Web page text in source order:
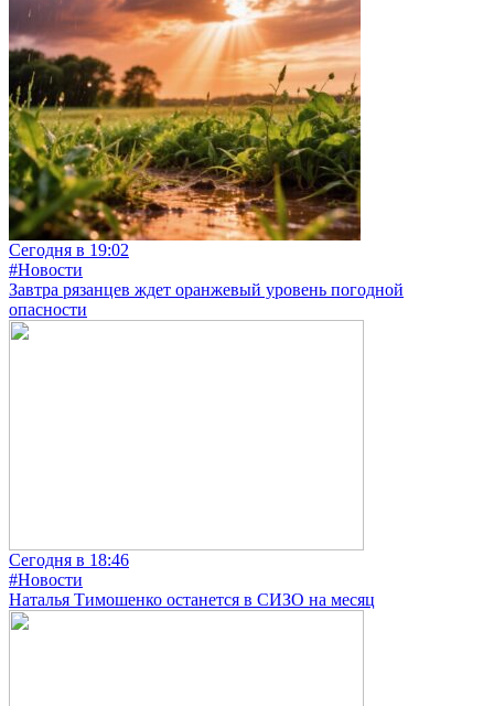
Сегодня в 19:02
#Новости
Завтра рязанцев ждет оранжевый уровень погодной
опасности
Сегодня в 18:46
#Новости
Наталья Тимошенко останется в СИЗО на месяц